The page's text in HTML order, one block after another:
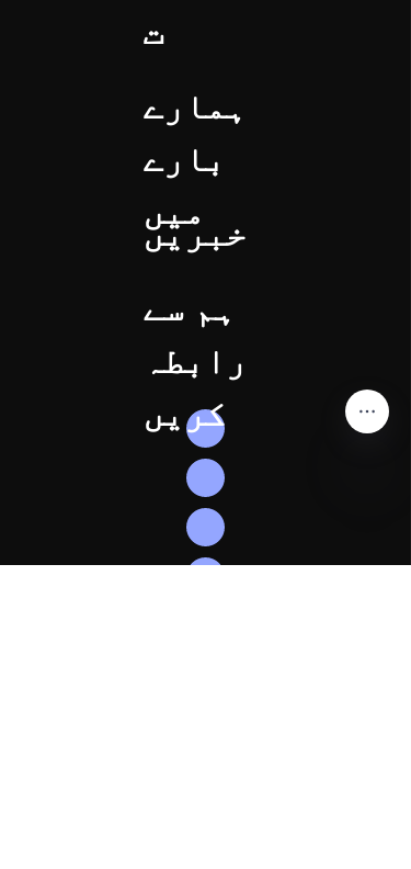
ت
ہمارے
بارے
میں
خبریں
ہم سے
رابطہ
کریں